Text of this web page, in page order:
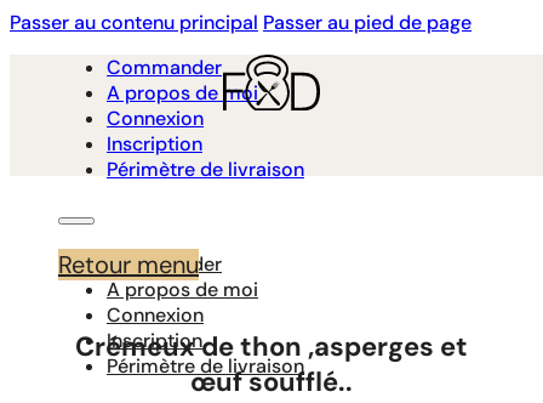
Passer au contenu principal Passer au pied de page
Commander
A propos de moi
Connexion
Inscription
Périmètre de livraison
Commander
A propos de moi
Connexion
Inscription
Périmètre de livraison
Retour menu
Crémeux de thon ,asperges et
œuf soufflé..